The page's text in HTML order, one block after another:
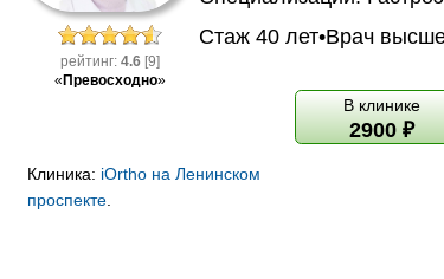
рейтинг: 4.6[9]
« Превосходно»
Стаж 40 лет•Врач
В клинике
2900 ₽
Клиника: iOrtho на Ленинском
проспекте.